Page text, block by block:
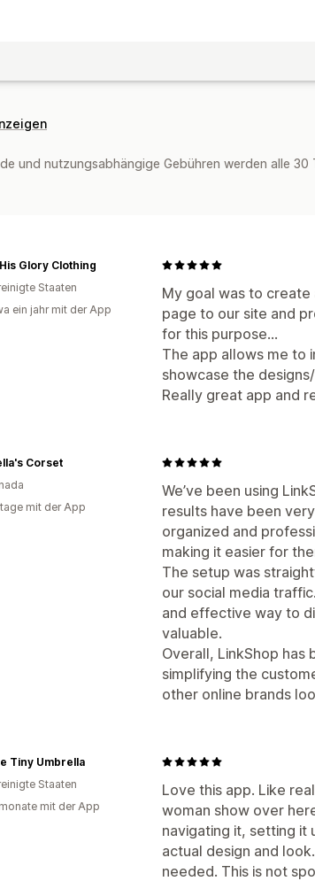
und nutzungsabhängige Gebühren werden alle 30
My goal was to create
page to our site and
for this purpose…
The app allows me to
showcase the
Really great app and
Glory Clothing
Staaten
ein jahr mit der App
We’ve been using
results have been
organized and
making it easier for
The setup was
our social media
and effective way to
valuable.
Overall, LinkShop has
simplifying the
other online brands
Corset
mit der App
Love this app. Like
woman show over
navigating it, setting it
actual design and
needed. This is not
Tiny Umbrella
Staaten
mit der App